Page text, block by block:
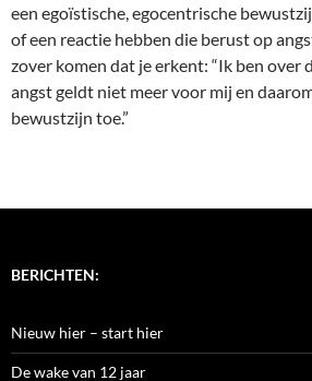
een egoïstische, egocentrische
of een reactie hebben die berust op
zover komen dat je erkent: “Ik ben over
angst geldt niet meer voor mij en
bewustzijn toe.”
BERICHTEN:
Nieuw hier – start hier
De wake van 12 jaar